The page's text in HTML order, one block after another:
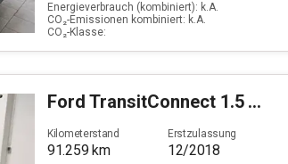
Energieverbrauch (kombiniert): k.A.
CO₂-Emissionen kombiniert: k.A.
CO₂-Klasse:
Ford TransitConnect 1.5 TDCi 210 (L2)
Kilometerstand
91.259km
Erstzulassung
12/2018